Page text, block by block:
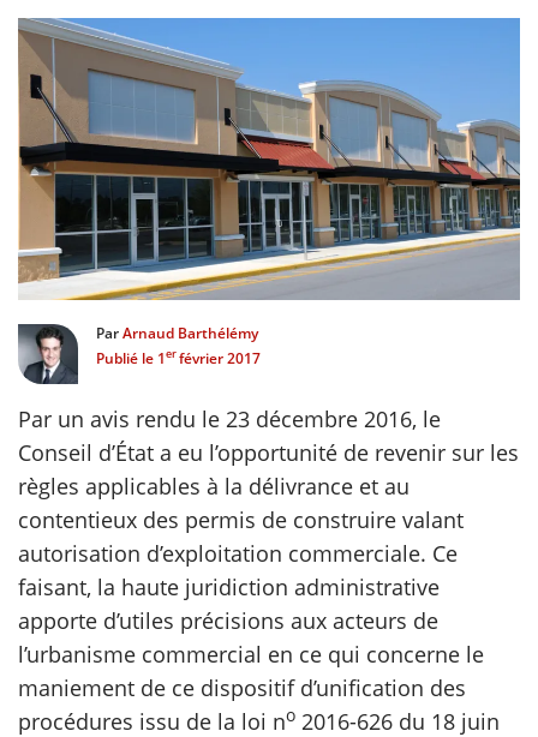
ParArnaud Barthélémy
Publié le 1erfévrier 2017
Par un avis rendu le 23 décembre 2016, le
Conseil d’État a eu l’opportunité de revenir sur les
règles applicables à la délivrance et au
contentieux des permis de construire valant
autorisation d’exploitation commerciale. Ce
faisant, la haute juridiction administrative
apporte d’utiles précisions aux acteurs de
l’urbanisme commercial en ce qui concerne le
maniement de ce dispositif d’unification des
procédures issu de la loi no 2016-626 du 18 juin